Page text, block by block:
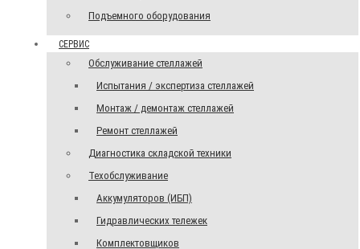
Подъемного оборудования
СЕРВИС
Обслуживание стеллажей
Испытания / экспертиза стеллажей
Монтаж / демонтаж стеллажей
Ремонт стеллажей
Диагностика складской техники
Техобслуживание
Аккумуляторов (ИБП)
Гидравлических тележек
Комплектовщиков